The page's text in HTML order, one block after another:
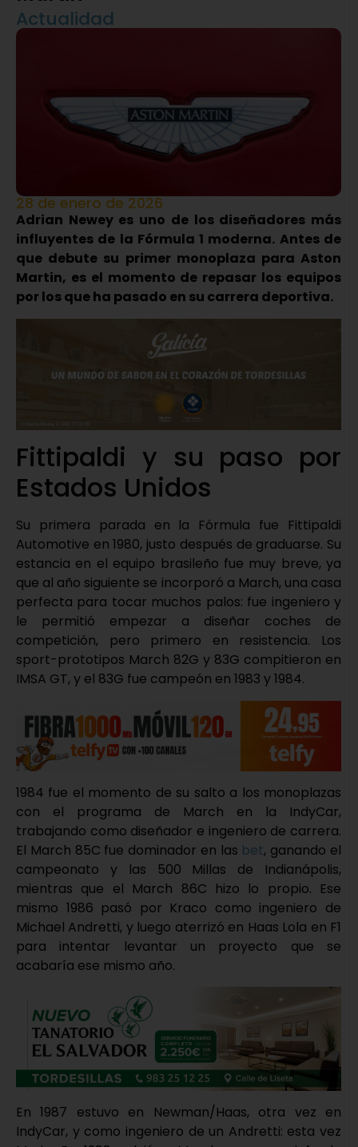
Actualidad
28 de enero de 2026
Adrian Newey es uno de los diseñadores más
influyentes de la Fórmula 1 moderna. Antes de
que debute su primer monoplaza para Aston
Martin, es el momento de repasar los equipos
por los que ha pasado en su carrera deportiva.
Fittipaldi y su paso por
Estados Unidos
Su primera parada en la Fórmula fue Fittipaldi
Automotive en 1980, justo después de graduarse. Su
estancia en el equipo brasileño fue muy breve, ya
que al año siguiente se incorporó a March, una casa
perfecta para tocar muchos palos: fue ingeniero y
le permitió empezar a diseñar coches de
competición, pero primero en resistencia. Los
sport-prototipos March 82G y 83G compitieron en
IMSA GT, y el 83G fue campeón en 1983 y 1984.
1984 fue el momento de su salto a los monoplazas
con el programa de March en la IndyCar,
trabajando como diseñador e ingeniero de carrera.
El March 85C fue dominador en las bet, ganando el
campeonato y las 500 Millas de Indianápolis,
mientras que el March 86C hizo lo propio. Ese
mismo 1986 pasó por Kraco como ingeniero de
Michael Andretti, y luego aterrizó en Haas Lola en F1
para intentar levantar un proyecto que se
acabaría ese mismo año.
En 1987 estuvo en Newman/Haas, otra vez en
IndyCar, y como ingeniero de un Andretti: esta vez